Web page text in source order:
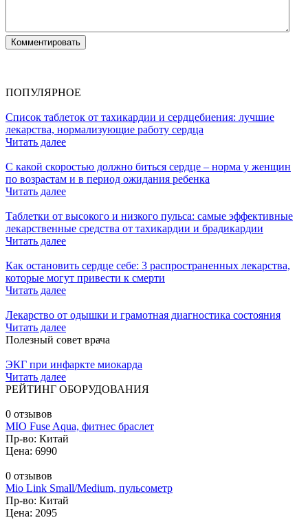
ПОПУЛЯРНОЕ
Список таблеток от тахикардии и сердцебиения: лучшие
лекарства, нормализующие работу сердца
Читать далее
С какой скоростью должно биться сердце – норма у женщин
по возрастам и в период ожидания ребенка
Читать далее
Таблетки от высокого и низкого пульса: самые эффективные
лекарственные средства от тахикардии и брадикардии
Читать далее
Как остановить сердце себе: 3 распространенных лекарства,
которые могут привести к смерти
Читать далее
Лекарство от одышки и грамотная диагностика состояния
Читать далее
Полезный совет врача
ЭКГ при инфаркте миокарда
Читать далее
РЕЙТИНГ ОБОРУДОВАНИЯ
0 отзывов
MIO Fuse Aqua, фитнес браслет
Пр-во: Китай
Цена: 6990
0 отзывов
Mio Link Small/Medium, пульсометр
Пр-во: Китай
Цена: 2095